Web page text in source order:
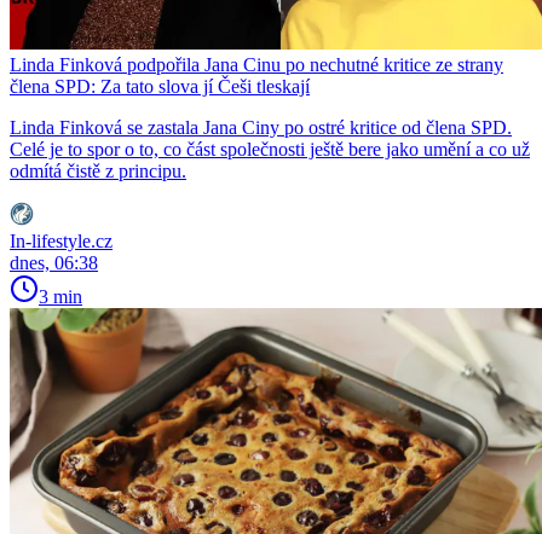
Linda Finková podpořila Jana Cinu po nechutné kritice ze strany
člena SPD: Za tato slova jí Češi tleskají
Linda Finková se zastala Jana Ciny po ostré kritice od člena SPD.
Celé je to spor o to, co část společnosti ještě bere jako umění a co už
odmítá čistě z principu.
In-lifestyle.cz
dnes, 06:38
3 min